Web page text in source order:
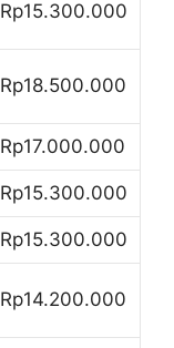
Rp15.300.000
Rp18.500.000
Rp17.000.000
Rp15.300.000
Rp15.300.000
Rp14.200.000